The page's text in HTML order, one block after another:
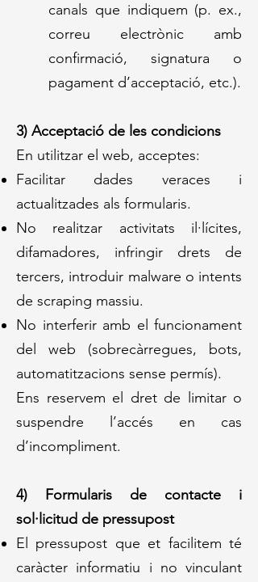
canals que indiquem (p. ex.,
correu electrònic amb
confirmació, signatura o
pagament d’acceptació, etc.).
3) Acceptació de les condicions
En utilitzar el web, acceptes:
Facilitar dades veraces i
actualitzades als formularis.
No realitzar activitats il·lícites,
difamadores, infringir drets de
tercers, introduir malware o intents
de scraping massiu.
No interferir amb el funcionament
del web (sobrecàrregues, bots,
automatitzacions sense permís).
Ens reservem el dret de limitar o
suspendre l’accés en cas
d’incompliment.
4) Formularis de contacte i
sol·licitud de pressupost
El pressupost que et facilitem té
caràcter informatiu i no vinculant